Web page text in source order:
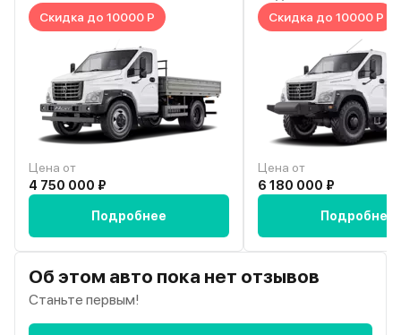
Скидка до 10000 Р
Цена от
4 750 000 ₽
Подробнее
Скидка до 10000 Р
Цена от
6 180 000 ₽
Подробнее
Об этом авто пока нет отзывов
Станьте первым!